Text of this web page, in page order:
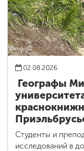
02.08.2026
Географы
Студенты и
исследований в